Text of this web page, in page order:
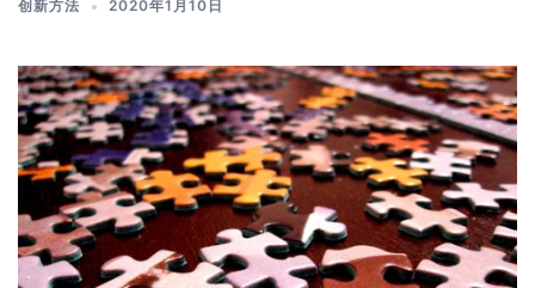
创新方法 2020年1月10日